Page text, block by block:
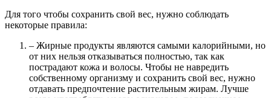
Для того чтобы сохранить свой вес, нужно соблюдать
некоторые правила:
– Жирные продукты являются самыми калорийными, но
от них нельзя отказываться полностью, так как
пострадают кожа и волосы. Чтобы не навредить
собственному организму и сохранить свой вес, нужно
отдавать предпочтение растительным жирам. Лучше